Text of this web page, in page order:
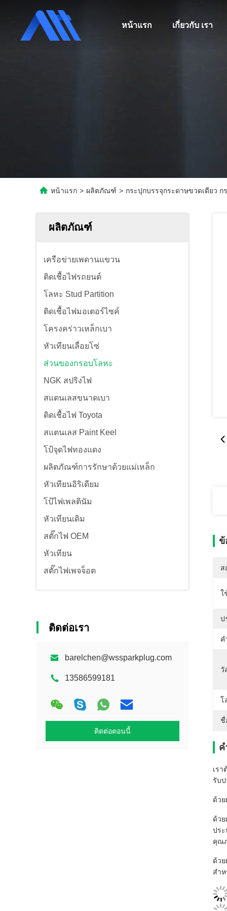
หน้าแรก เกี่ยวกับ เรา
หน้าแรก > ผลิตภัณฑ์ > กระปุกบรรจุกระดาษขวดเดียว
ผลิตภัณฑ์
เครือข่ายเพดานแขวน
ติดเชื้อไฟรถยนต์
โลหะ Stud Partition
ติดเชื้อไฟมอเตอร์ไซค์
โครงคร่าวเหล็กเบา
หัวเทียนเลื่อยโซ่
ส่วนของกรอบโลหะ
NGK สปริงไฟ
สแตนเลสขนาดเบา
ติดเชื้อไฟ Toyota
สแตนเลส Paint Keel
โป้จุดไฟทองแดง
ผลิตภัณฑ์การรักษาด้วยแม่เหล็ก
หัวเทียนอิริเดียม
โป้ไฟเพลตินัม
หัวเทียนเดิม
สตั๊กไฟ OEM
หัวเทียน
สตั๊กไฟเพจจ็อต
ติดต่อเรา
barelchen@wssparkplug.com
13586599181
ติดต่อตอนนี้
ข้
ส
ใ
ป
ค
วั
โ
ชื่
เร
รับ
ด้ว
ด้ว
ปร
คุณ
ด้ว
สำ